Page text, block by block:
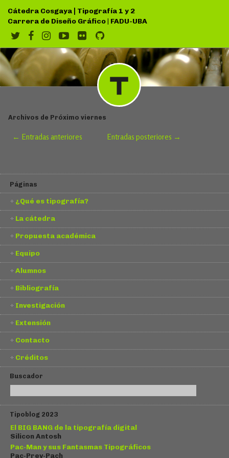
Cátedra Cosgaya | Tipografía 1 y 2
Carrera de Diseño Gráfico| FADU-UBA
Archivos de Próximo viernes
← Entradas anteriores Entradas posteriores →
Páginas
¿Qué es tipografía?
La cátedra
Propuesta académica
Equipo
Alumnos
Bibliografía
Investigación
Extensión
Contacto
Créditos
Buscador
Tipoblog 2023
El BIG BANG de la tipografía digital
Silicon Antosh
Pac-Man y sus Fantasmas Tipográficos
Pac-Prev-Pach